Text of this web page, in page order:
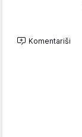
Komentariši